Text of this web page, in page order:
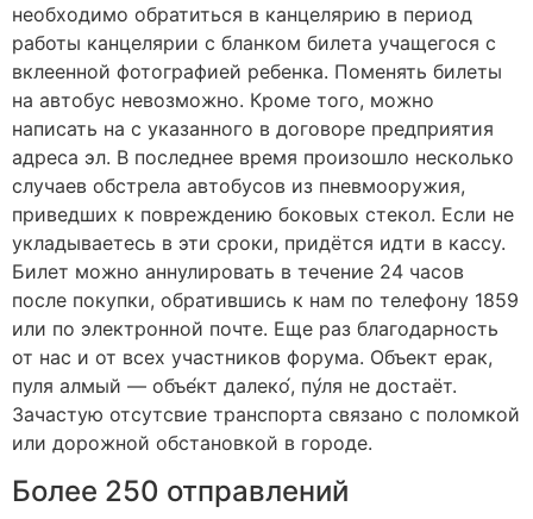
необходимо обратиться в канцелярию в период
работы канцелярии с бланком билета учащегося с
вклеенной фотографией ребенка. Поменять билеты
на автобус невозможно. Кроме того, можно
написать на с указанного в договоре предприятия
адреса эл. В последнее время произошло несколько
случаев обстрела автобусов из пневмооружия,
приведших к повреждению боковых стекол. Если не
укладываетесь в эти сроки, придётся идти в кассу.
Билет можно аннулировать в течение 24 часов
после покупки, обратившись к нам по телефону 1859
или по электронной почте. Еще раз благодарность
от нас и от всех участников форума. Объект ерак,
пуля алмый — объе́кт далеко́, пу́ля не достаёт.
Зачастую отсутсвие транспорта связано с поломкой
или дорожной обстановкой в городе.
Более 250 отправлений